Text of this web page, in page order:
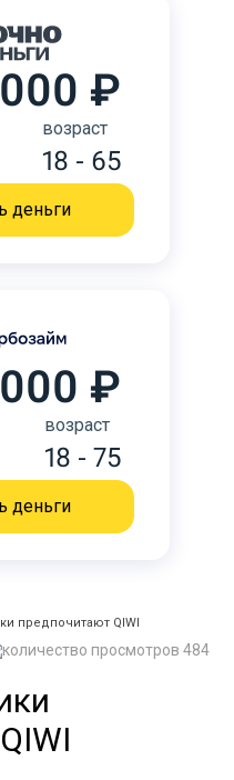
₽
возраст
18 - 65
деньги
₽
возраст
18 - 75
деньги
предпочитают QIWI
484